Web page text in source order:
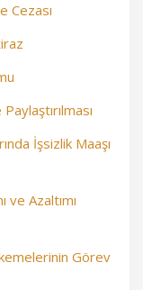
Cezası
İşsizlik Maaşı
ve Azaltımı
Görev